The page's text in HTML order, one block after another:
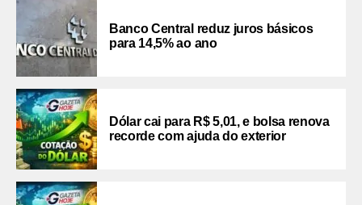
Banco Central reduz juros básicos
para 14,5% ao ano
Dólar cai para R$ 5,01, e bolsa renova
recorde com ajuda do exterior